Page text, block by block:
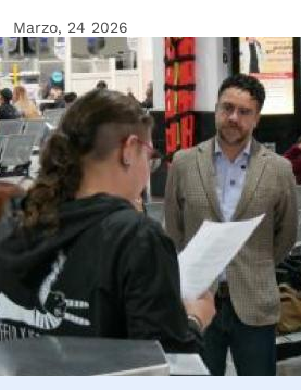
Fecha de creación
Marzo, 24 2026
Imagen Noticia